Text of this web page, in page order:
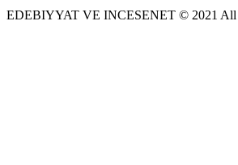
EDEBIYYAT VE INCESENET © 2021 All